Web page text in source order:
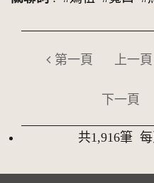
第一頁 上一頁
下一頁
共1,916筆